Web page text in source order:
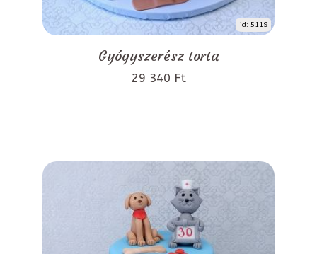
id: 5119
Gyógyszerész torta
29 340 Ft